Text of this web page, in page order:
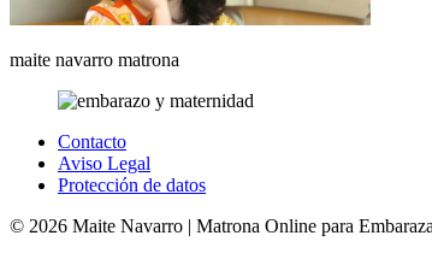
maite navarro matrona
Contacto
Aviso Legal
Protección de datos
© 2026 Maite Navarro | Matrona Online para